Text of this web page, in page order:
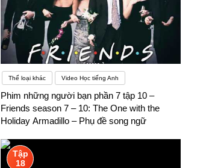
Thể loại khác Video Học tiếng Anh
Phim những người bạn phần 7 tập 10 –
Friends season 7 – 10: The One with the
Holiday Armadillo – Phụ đề song ngữ
Tập
18